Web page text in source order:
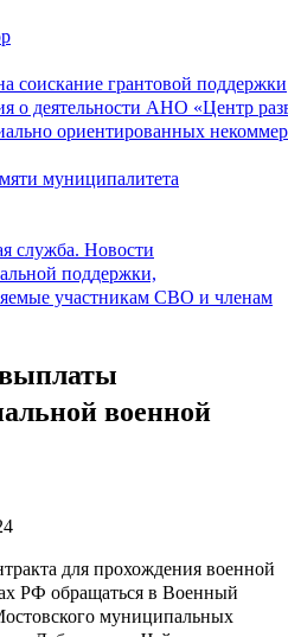
соискание грантовой поддержки
о деятельности АНО «Центр
ориентированных
муниципалитета
служба. Новости
поддержки,
участникам СВО и членам
военной
для прохождения военной
РФ обращаться в Военный
муниципальных